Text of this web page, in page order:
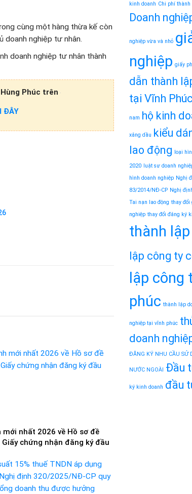
cùng một hàng thừa kế còn
doanh nghiệp tư nhân.
doanh nghiệp tư nhân thành
Phúc trên
ĐÂY
mới nhất 2026 về Hồ sơ đề
Giấy chứng nhận đăng ký đầu
kinh doanh Chi phí
Doanh
nghiệp vừa và nhỏ
nghiệp giấy
dẫn thành
tại Vĩnh Phúc
nam hộ kinh
xăng dầu
kiểu
lao động
loại
2020 luật sư doanh
hình doanh nghiệp Nghị
83/2014/NĐ-CP Nghị
Tai nạn lao động thay đổi
nghiệp thay đổi đăng ký
thành
lập công ty
lập công
phúc thành lập
nghiệp tại vĩnh phúc
doanh
ĐĂNG KÝ NHU CẦU SỬ
NƯỚC NGOÀI Đầu
ký kinh doanh đầu